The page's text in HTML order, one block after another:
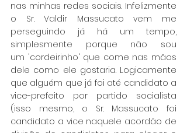
nas minhas redes sociais. Infelizmente
o Sr. Valdir Massucato vem me
perseguindo já há um tempo,
simplesmente porque não sou
um 'cordeirinho' que come nas mãos
dele como ele gostaria. Logicamente
que alguém que já foi até candidato a
vice-prefeito por partido socialista
(isso mesmo, o Sr. Massucato foi
candidato a vice naquele acordão de